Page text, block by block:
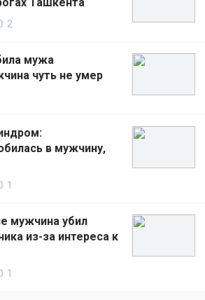
Ташкента
2
мужа
чуть не умер
в мужчину,
1
мужчина убил
из-за интереса к
1